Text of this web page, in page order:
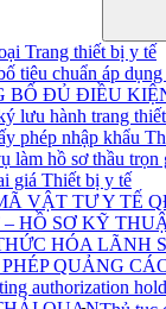
Trang thiết bị y tế
tiêu chuẩn áp
BỐ ĐỦ ĐIỀU
lưu hành trang
phép nhập khẩu
làm hồ sơ thầu trọn
giá Thiết bị y tế
VẬT TƯ Y TẾ
– HỒ SƠ KỸ
HÓA LÃNH
QUẢNG
authorization